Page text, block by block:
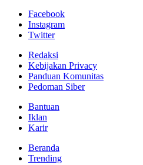
Facebook
Instagram
Twitter
Redaksi
Kebijakan Privacy
Panduan Komunitas
Pedoman Siber
Bantuan
Iklan
Karir
Beranda
Trending